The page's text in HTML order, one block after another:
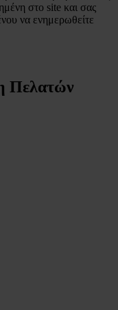
στο site και σας
να ενημερωθείτε
Πελατών